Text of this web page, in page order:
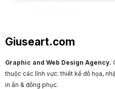
Giuseart.com
Graphic and Web Design Agency.
thuộc các lĩnh vực: thiết kế đồ họa,
in ấn & đồng phục.